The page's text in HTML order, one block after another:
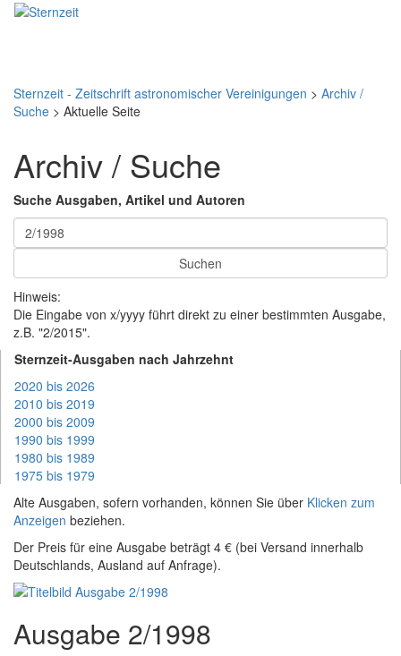
Sternzeit - Zeitschrift astronomischer Vereinigungen > Archiv /
Suche > Aktuelle Seite
Archiv / Suche
Suche Ausgaben, Artikel und Autoren
Hinweis:
Die Eingabe von x/yyyy führt direkt zu einer bestimmten Ausgabe,
z.B. "2/2015".
Sternzeit-Ausgaben nach Jahrzehnt
2020 bis 2026
2010 bis 2019
2000 bis 2009
1990 bis 1999
1980 bis 1989
1975 bis 1979
Alte Ausgaben, sofern vorhanden, können Sie über Klicken zum
Anzeigen beziehen.
Der Preis für eine Ausgabe beträgt 4 € (bei Versand innerhalb
Deutschlands, Ausland auf Anfrage).
Ausgabe 2/1998